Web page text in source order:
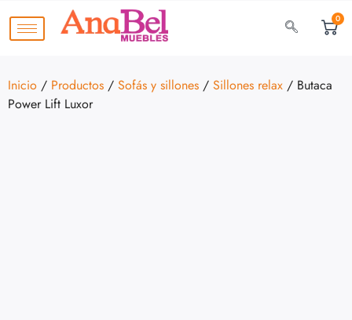
0
Inicio / Productos / Sofás y sillones / Sillones relax / Butaca
Power Lift Luxor